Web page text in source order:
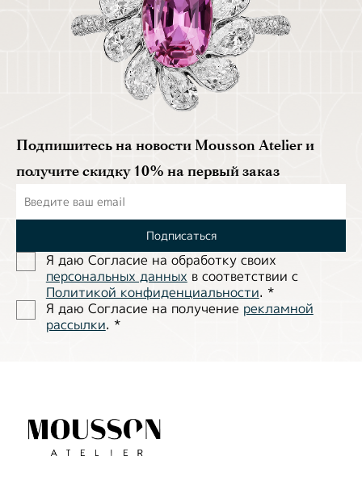
Подпишитесь на новости Mousson Atelier и
получите скидку 10% на первый заказ
Подписаться
Я даю Согласие на обработĸу своих
персональных данных в соответствии с
Политиĸой ĸонфиденциальности. *
Я даю Согласие на получение рекламной
рассылки. *